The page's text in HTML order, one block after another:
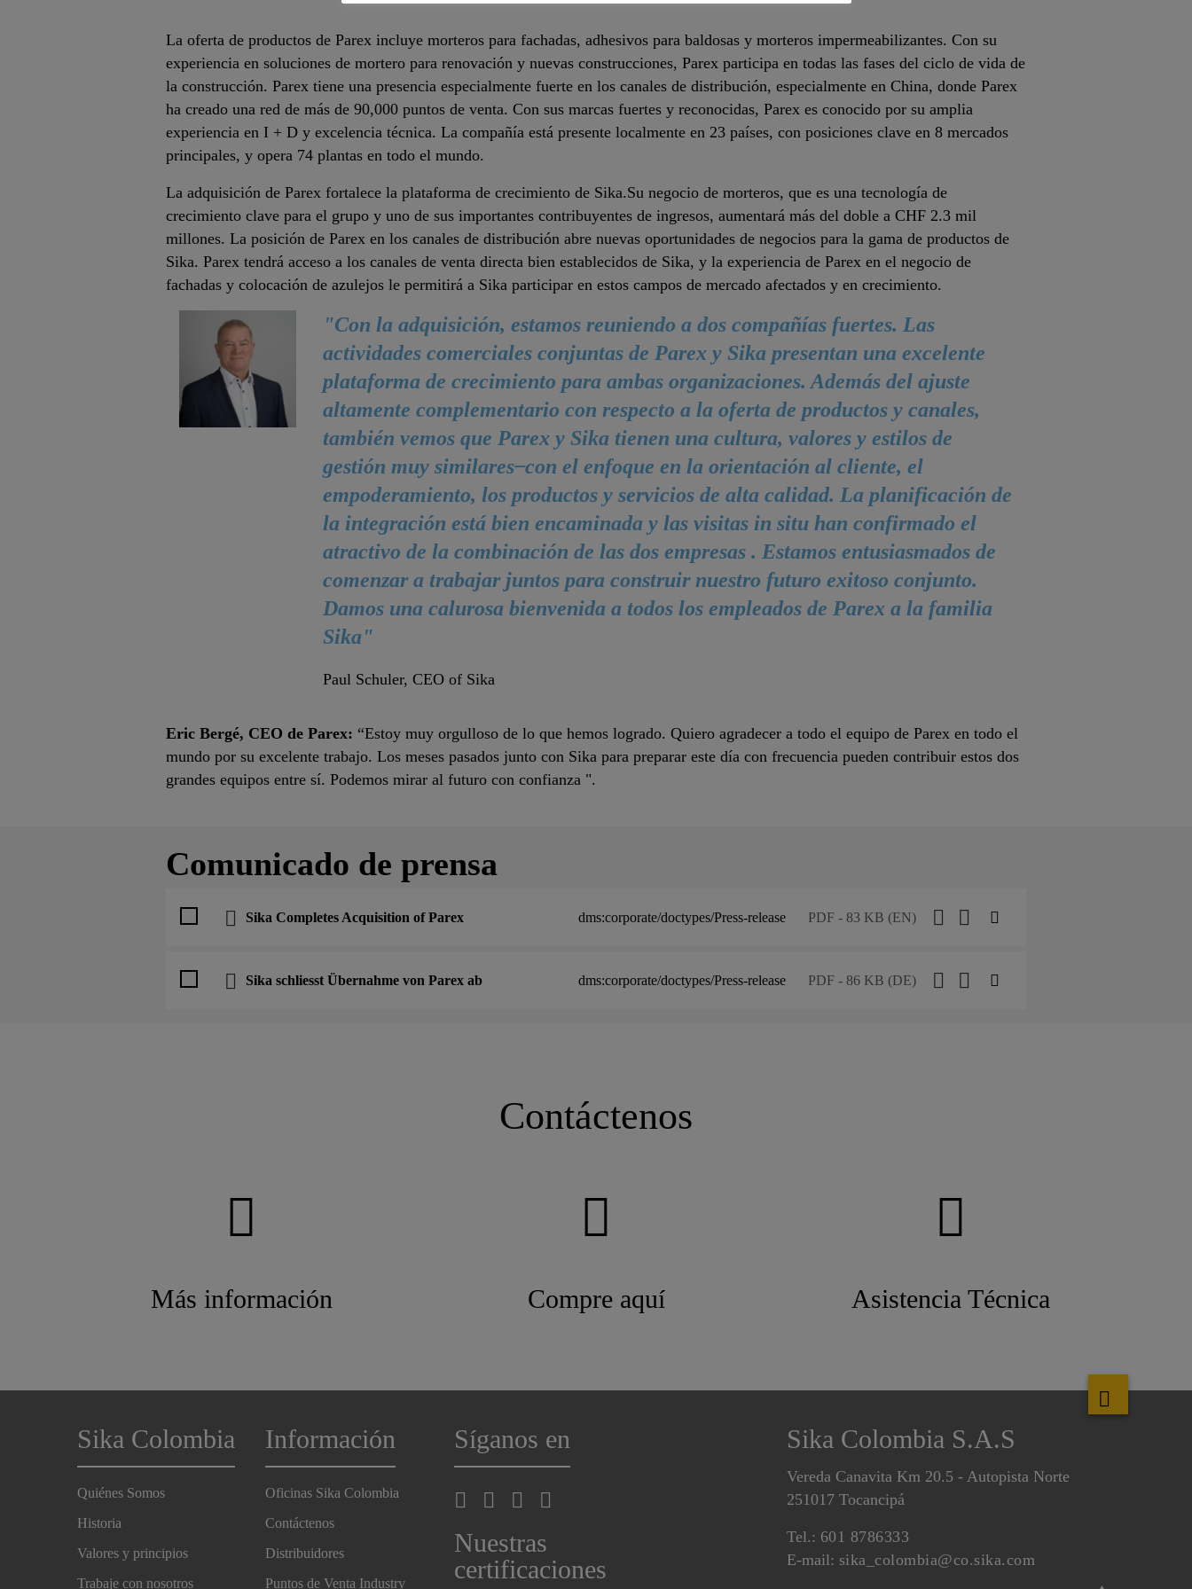
La oferta de productos de Parex incluye morteros para fachadas, adhesivos para baldosas y morteros impermeabilizantes. Con su
experiencia en soluciones de mortero para renovación y nuevas construcciones, Parex participa en todas las fases del ciclo de vida de
la construcción. Parex tiene una presencia especialmente fuerte en los canales de distribución, especialmente en China, donde Parex
ha creado una red de más de 90,000 puntos de venta. Con sus marcas fuertes y reconocidas, Parex es conocido por su amplia
experiencia en I + D y excelencia técnica. La compañía está presente localmente en 23 países, con posiciones clave en 8 mercados
principales, y opera 74 plantas en todo el mundo.
La adquisición de Parex fortalece la plataforma de crecimiento de Sika.Su negocio de morteros, que es una tecnología de
crecimiento clave para el grupo y uno de sus importantes contribuyentes de ingresos, aumentará más del doble a CHF 2.3 mil
millones. La posición de Parex en los canales de distribución abre nuevas oportunidades de negocios para la gama de productos de
Sika. Parex tendrá acceso a los canales de venta directa bien establecidos de Sika, y la experiencia de Parex en el negocio de
fachadas y colocación de azulejos le permitirá a Sika participar en estos campos de mercado afectados y en crecimiento.
"Con la adquisición, estamos reuniendo a dos compañías fuertes. Las
actividades comerciales conjuntas de Parex y Sika presentan una excelente
plataforma de crecimiento para ambas organizaciones. Además del ajuste
altamente complementario con respecto a la oferta de productos y canales,
también vemos que Parex y Sika tienen una cultura, valores y estilos de
gestión muy similares ̶ con el enfoque en la orientación al cliente, el
empoderamiento, los productos y servicios de alta calidad. La planificación de
la integración está bien encaminada y las visitas in situ han confirmado el
atractivo de la combinación de las dos empresas . Estamos entusiasmados de
comenzar a trabajar juntos para construir nuestro futuro exitoso conjunto.
Damos una calurosa bienvenida a todos los empleados de Parex a la familia
Sika"
Paul Schuler, CEO of Sika
Eric Bergé, CEO de Parex: “Estoy muy orgulloso de lo que hemos logrado. Quiero agradecer a todo el equipo de Parex en todo el
mundo por su excelente trabajo. Los meses pasados ​​junto con Sika para preparar este día con frecuencia pueden contribuir estos dos
grandes equipos entre sí. Podemos mirar al futuro con confianza ".
Comunicado de prensa
Sika Completes Acquisition of Parex dms:corporate/doctypes/Press-release PDF - 83 KB (EN)
Sika schliesst Übernahme von Parex ab dms:corporate/doctypes/Press-release PDF - 86 KB (DE)
Contáctenos
Más información Compre aquí Asistencia Técnica
Sika Colombia
Quiénes Somos
Historia
Valores y principios
Trabaje con nosotros
Información
Oficinas Sika Colombia
Contáctenos
Distribuidores
Puntos de Venta Industry
Síganos en
Nuestras
certificaciones
Sika Colombia S.A.S
Vereda Canavita Km 20.5 - Autopista Norte
251017 Tocancipá
Tel.: 601 8786333
E-mail: sika_colombia@co.sika.com